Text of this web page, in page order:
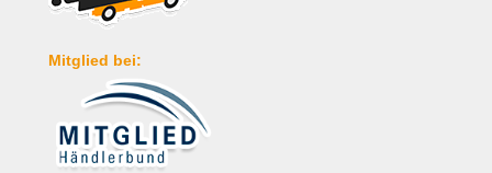
Mitglied bei: